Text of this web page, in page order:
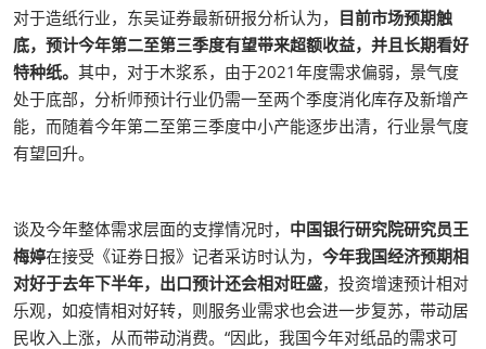
对于造纸行业，东吴证券最新研报分析认为， 目前市场预期触
底，预计今年第二至第三季度有望带来超额收益，并且长期看好
特种纸。 其中，对于木浆系，由于2021年度需求偏弱，景气度
处于底部，分析师预计行业仍需一至两个季度消化库存及新增产
能，而随着今年第二至第三季度中小产能逐步出清，行业景气度
有望回升。
谈及今年整体需求层面的支撑情况时， 中国银行研究院研究员王
梅婷在接受《证券日报》记者采访时认为， 今年我国经济预期相
对好于去年下半年，出口预计还会相对旺盛，投资增速预计相对
乐观，如疫情相对好转，则服务业需求也会进一步复苏，带动居
民收入上涨，从而带动消费。“因此，我国今年对纸品的需求可